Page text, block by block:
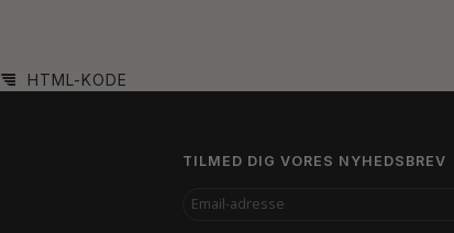
HTML-KODE
TILMED DIG VORES NYHEDSBREV
EMAIL-
ADRESSE